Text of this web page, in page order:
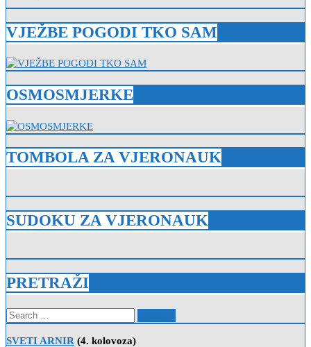
VJEŽBE POGODI TKO SAM
OSMOSMJERKE
TOMBOLA ZA VJERONAUK
SUDOKU ZA VJERONAUK
PRETRAŽI
Search
for:
SVETI ARNIR (4. kolovoza)